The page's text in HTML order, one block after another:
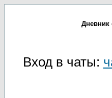
Дневник
Вход в чаты: